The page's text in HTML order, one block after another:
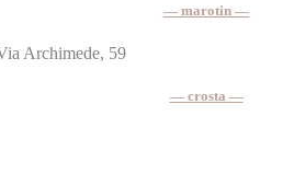
— marotin —
Archimede, 59
— crosta —